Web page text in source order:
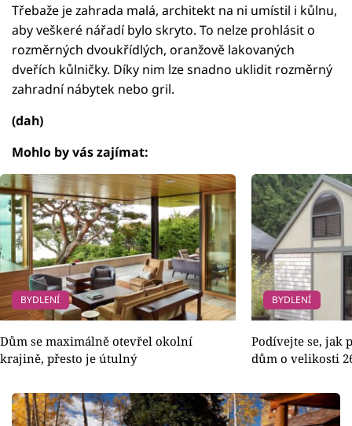
Třebaže je zahrada malá, architekt na ni umístil i kůlnu,
aby veškeré nářadí bylo skryto. To nelze prohlásit o
rozměrných dvoukřídlých, oranžově lakovaných
dveřích kůlničky. Díky nim lze snadno uklidit rozměrný
zahradní nábytek nebo gril.
(dah)
Mohlo by vás zajímat:
BYDLENÍ
Dům se maximálně otevřel okolní
krajině, přesto je útulný
BYDLENÍ
Podívejte se, jak
dům o velikosti